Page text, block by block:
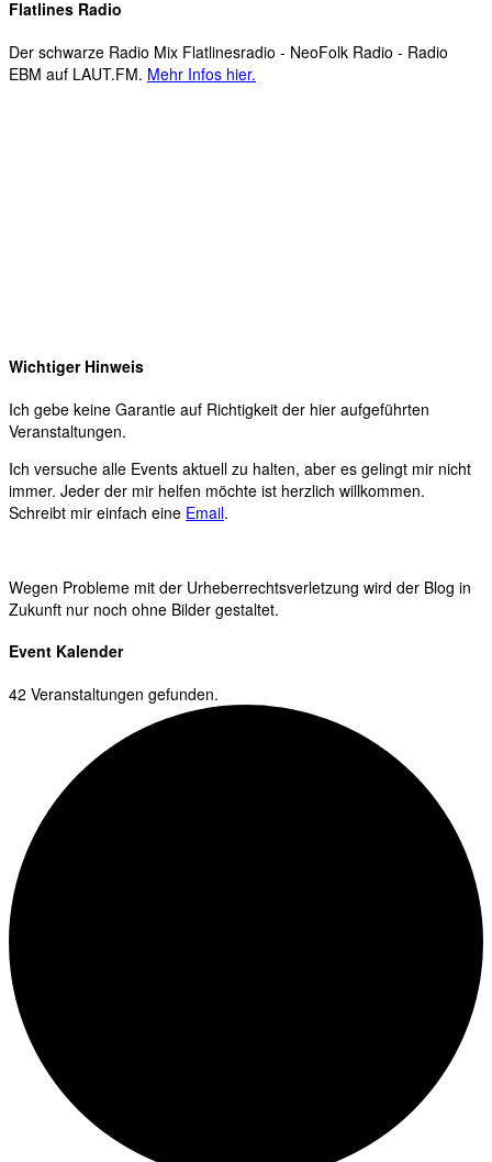
Flatlines Radio
Der schwarze Radio Mix Flatlinesradio - NeoFolk Radio - Radio
EBM auf LAUT.FM. Mehr Infos hier.
Wichtiger Hinweis
Ich gebe keine Garantie auf Richtigkeit der hier aufgeführten
Veranstaltungen.
Ich versuche alle Events aktuell zu halten, aber es gelingt mir nicht
immer. Jeder der mir helfen möchte ist herzlich willkommen.
Schreibt mir einfach eine Email.
Wegen Probleme mit der Urheberrechtsverletzung wird der Blog in
Zukunft nur noch ohne Bilder gestaltet.
Event Kalender
42 Veranstaltungen gefunden.